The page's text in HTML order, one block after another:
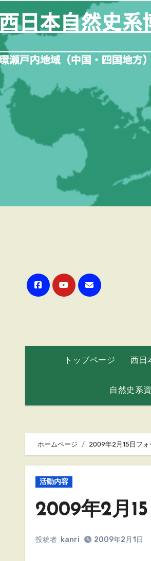
容
を
ス
キ
ッ
プ
トップページ 西日
自然史系
ホームページ 2009年2月15日フォ
活動内容
2009年2月
投稿者 kanri 2009年2月1日